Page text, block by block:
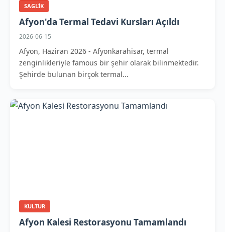
SAGLIK
Afyon'da Termal Tedavi Kursları Açıldı
2026-06-15
Afyon, Haziran 2026 - Afyonkarahisar, termal
zenginlikleriyle famous bir şehir olarak bilinmektedir.
Şehirde bulunan birçok termal...
KULTUR
Afyon Kalesi Restorasyonu Tamamlandı